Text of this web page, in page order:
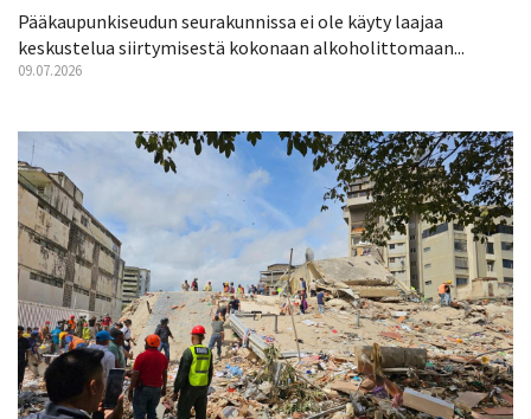
Pääkaupunkiseudun seurakunnissa ei ole käyty laajaa
keskustelua siirtymisestä kokonaan alkoholittomaan...
09.07.2026